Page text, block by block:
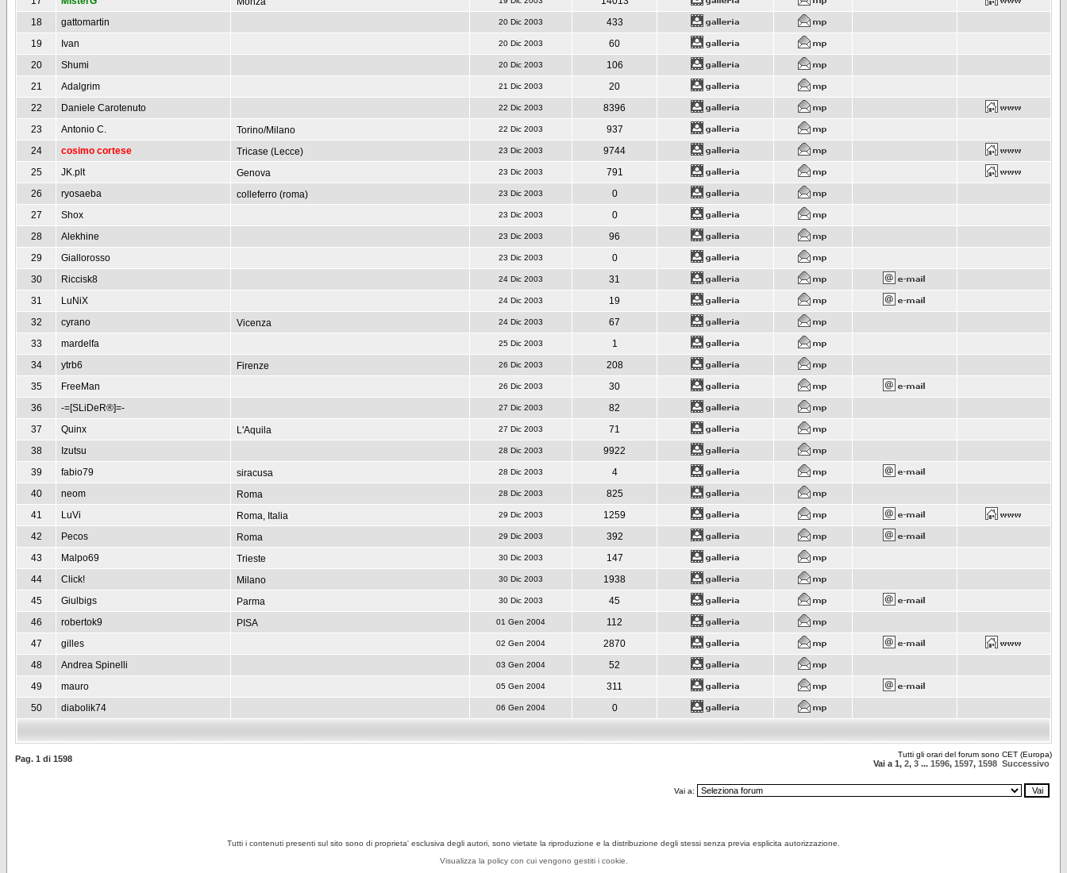
18
gattomartin 20 Dic 2003
433
19
Ivan 20 Dic 2003
60
20
Shumi 20 Dic 2003
106
21
Adalgrim 21 Dic 2003
20
22
Daniele Carotenuto 22 Dic 2003
8396
23
Antonio C. Torino/Milano 22 Dic 2003
937
24
cosimo cortese Tricase (Lecce) 23 Dic 2003
9744
25
JK.plt Genova 23 Dic 2003
791
26
ryosaeba colleferro (roma) 23 Dic 2003
0
27
Shox 23 Dic 2003
0
28
Alekhine 23 Dic 2003
96
29
Giallorosso 23 Dic 2003
0
30
Riccisk8 24 Dic 2003
31
31
LuNiX 24 Dic 2003
19
32
cyrano Vicenza 24 Dic 2003
67
33
mardelfa 25 Dic 2003
1
34
ytrb6 Firenze 26 Dic 2003
208
35
FreeMan 26 Dic 2003
30
36
-=[SLiDeR®]=- 27 Dic 2003
82
37
Quinx L'Aquila 27 Dic 2003
71
38
Izutsu 28 Dic 2003
9922
39
fabio79 siracusa 28 Dic 2003
4
40
neom Roma 28 Dic 2003
825
41
LuVi Roma, Italia 29 Dic 2003
1259
42
Pecos Roma 29 Dic 2003
392
43
Malpo69 Trieste 30 Dic 2003
147
44
Click! Milano 30 Dic 2003
1938
45
Giulbigs Parma 30 Dic 2003
45
46
robertok9 PISA 01 Gen 2004
112
47
gilles 02 Gen 2004
2870
48
Andrea Spinelli 03 Gen 2004
52
49
mauro 05 Gen 2004
311
50
diabolik74 06 Gen 2004 0
Pag. 1 di 1598 Tutti gli orari del forum sono CET (Europa)
Vai a 1, 2, 3 ... 1596, 1597, 1598 Successivo
Vai a:
Tutti i contenuti presenti sul sito sono di proprieta' esclusiva degli autori, sono vietate la riproduzione e la distribuzione degli stessi senza previa esplicita autorizzazione.
Visualizza la policy con cui vengono gestiti i cookie.